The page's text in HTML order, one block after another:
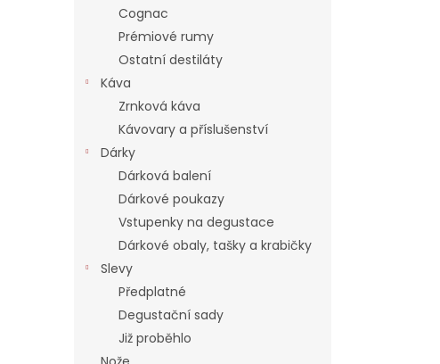
Cognac
Prémiové rumy
Ostatní destiláty
Káva
Zrnková káva
Kávovary a příslušenství
Dárky
Dárková balení
Dárkové poukazy
Vstupenky na degustace
Dárkové obaly, tašky a krabičky
Slevy
Předplatné
Degustační sady
Již proběhlo